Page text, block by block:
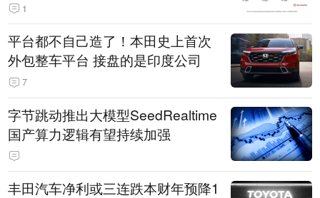
1
平台都不自己造了！本田史上首次
外包整车平台 接盘的是印度公司
7
字节跳动推出大模型SeedRealtime
国产算力逻辑有望持续加强
丰田汽车净利或三连跌本财年预降1